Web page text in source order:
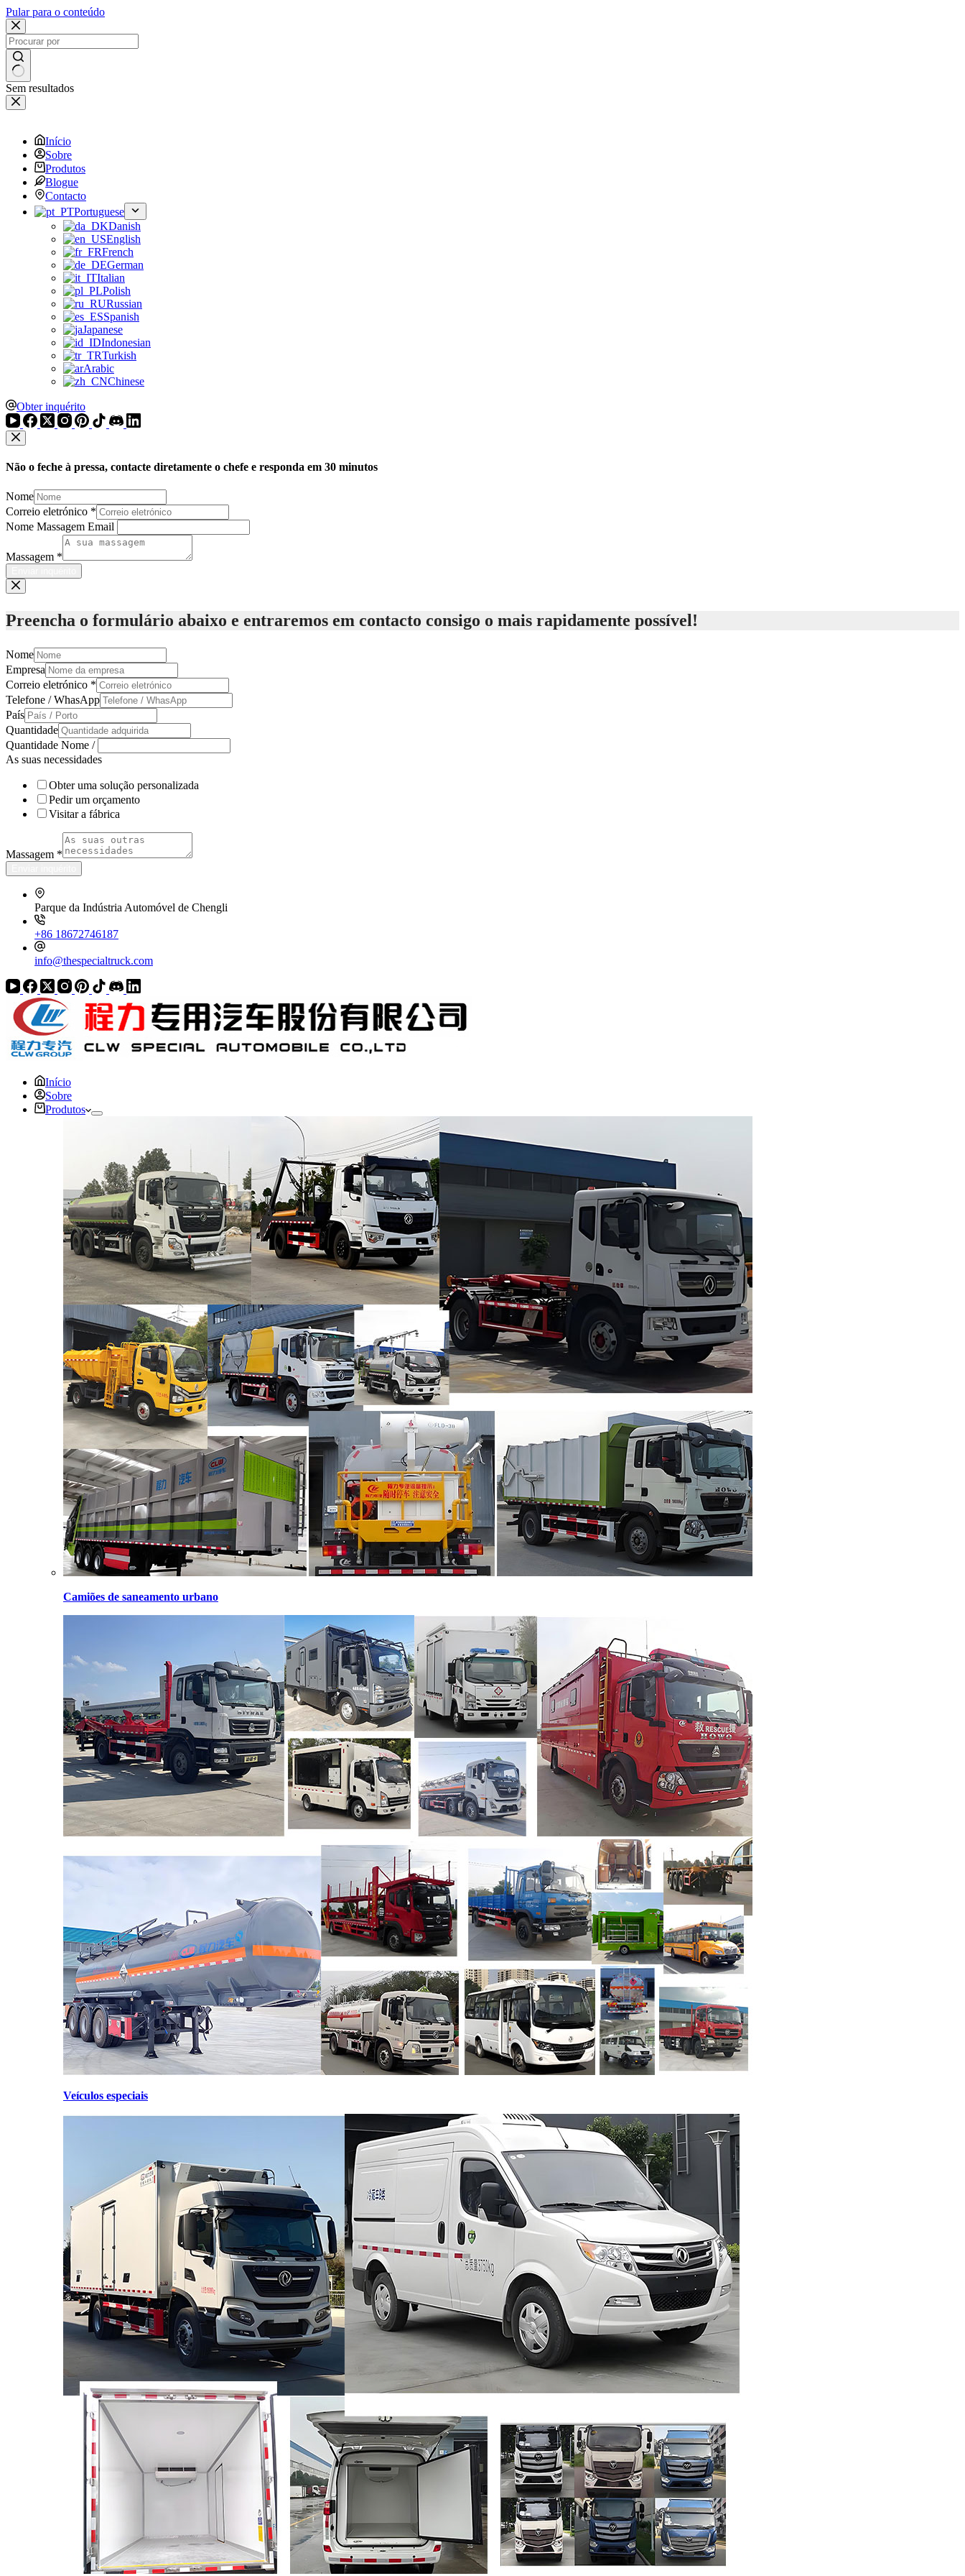
Pular para o conteúdo
Sem resultados
Início
Sobre
Produtos
Blogue
Contacto
Portuguese
Danish
English
French
German
Italian
Polish
Russian
Spanish
Japanese
Indonesian
Turkish
Arabic
Chinese
Obter inquérito
Não o feche à pressa, contacte diretamente o chefe e responda em 30 minutos
Nome
Correio eletrónico *
Nome Massagem Email
Massagem *
Preencha o formulário abaixo e entraremos em contacto consigo o mais rapidamente possível!
Nome
Empresa
Correio eletrónico *
Telefone / WhasApp
País
Quantidade
Quantidade Nome /
As suas necessidades
Obter uma solução personalizada
Pedir um orçamento
Visitar a fábrica
Massagem *
Parque da Indústria Automóvel de Chengli
+86 18672746187
info@thespecialtruck.com
Início
Sobre
Produtos
Camiões de saneamento urbano
Veículos especiais